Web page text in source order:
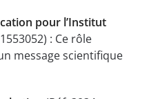
pour l’Institut
: Ce rôle
message scientifique